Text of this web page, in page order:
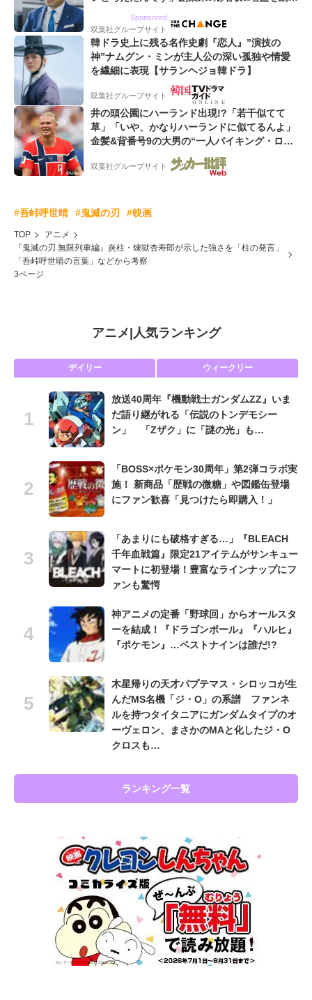
Sponsored
双葉社グループサイト
韓ドラ史上に残る名作史劇『恋人』”演技の
神”ナムグン・ミンが主人公の深い孤独や情愛
を繊細に表現【サランヘジョ韓ドラ】
双葉社グループサイト
井の頭公園にハーランド出現!?「若干似てて
草」「いや、かなりハーランドに似てるんよ」
金髪&背番号9の大男の“一人バイキング・ロ
ー”映像が話題!「元気をもらった」
双葉社グループサイト
#吾峠呼世晴 #鬼滅の刃 #映画
TOP
アニメ
『鬼滅の刃 無限列車編』炎柱・煉獄杏寿郎が示した強さを「柱の発言」
「吾峠呼世晴の言葉」などから考察
3ページ
アニメ 人気ランキング
デイリー ウィークリー
放送40周年『機動戦士ガンダムZZ』いま
だ語り継がれる「伝説のトンデモシー
ン」 「Zザク」に「謎の光」も…
「BOSS×ポケモン30周年」第2弾コラボ実
施！ 新商品「歴戦の微糖」や図鑑缶登場
にファン歓喜「見つけたら即購入！」
「あまりにも破格すぎる…」『BLEACH
千年血戦篇』限定21アイテムがサンキュー
マートに初登場！豊富なラインナップにフ
ァンも驚愕
神アニメの定番「野球回」からオールスタ
ーを結成！『ドラゴンボール』『ハルヒ』
『ポケモン』…ベストナインは誰だ!?
木星帰りの天才パプテマス・シロッコが生
んだMS名機「ジ・O」の系譜 ファンネ
ルを持つタイタニアにガンダムタイプのオ
ーヴェロン、まさかのMAと化したジ・O
クロスも…
ランキング一覧